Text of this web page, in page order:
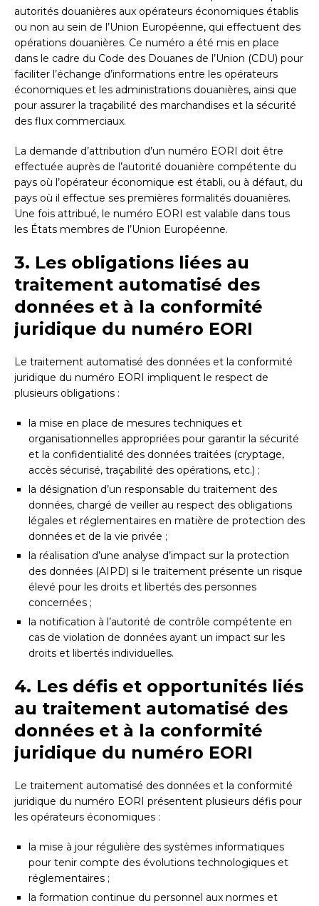
autorités douanières aux opérateurs économiques établis
ou non au sein de l’Union Européenne, qui effectuent des
opérations douanières. Ce numéro a été mis en place
dans le cadre du Code des Douanes de l’Union (CDU) pour
faciliter l’échange d’informations entre les opérateurs
économiques et les administrations douanières, ainsi que
pour assurer la traçabilité des marchandises et la sécurité
des flux commerciaux.
La demande d’attribution d’un numéro EORI doit être
effectuée auprès de l’autorité douanière compétente du
pays où l’opérateur économique est établi, ou à défaut, du
pays où il effectue ses premières formalités douanières.
Une fois attribué, le numéro EORI est valable dans tous
les États membres de l’Union Européenne.
3. Les obligations liées au
traitement automatisé des
données et à la conformité
juridique du numéro EORI
Le traitement automatisé des données et la conformité
juridique du numéro EORI impliquent le respect de
plusieurs obligations :
la mise en place de mesures techniques et
organisationnelles appropriées pour garantir la sécurité
et la confidentialité des données traitées (cryptage,
accès sécurisé, traçabilité des opérations, etc.) ;
la désignation d’un responsable du traitement des
données, chargé de veiller au respect des obligations
légales et réglementaires en matière de protection des
données et de la vie privée ;
la réalisation d’une analyse d’impact sur la protection
des données (AIPD) si le traitement présente un risque
élevé pour les droits et libertés des personnes
concernées ;
la notification à l’autorité de contrôle compétente en
cas de violation de données ayant un impact sur les
droits et libertés individuelles.
4. Les défis et opportunités liés
au traitement automatisé des
données et à la conformité
juridique du numéro EORI
Le traitement automatisé des données et la conformité
juridique du numéro EORI présentent plusieurs défis pour
les opérateurs économiques :
la mise à jour régulière des systèmes informatiques
pour tenir compte des évolutions technologiques et
réglementaires ;
la formation continue du personnel aux normes et